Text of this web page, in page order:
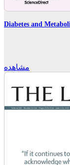
Diabetes and
مشاهده